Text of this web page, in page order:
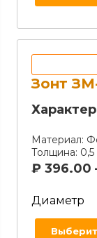
Зонт
Материал:
Толщина:
₽ 396.00
Диаметр